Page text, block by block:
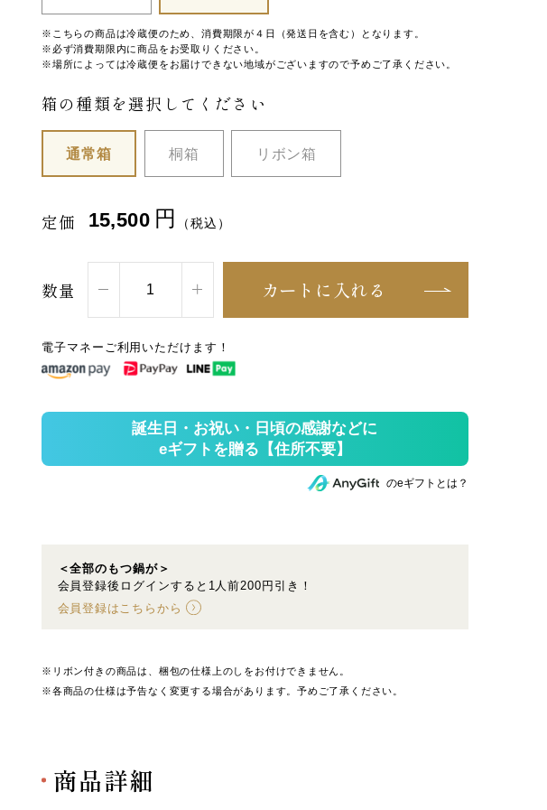
※こちらの商品は冷蔵便のため、消費期限が４日（発送日を含む）となります。
※必ず消費期限内に商品をお受取りください。
※場所によっては冷蔵便をお届けできない地域がございますので予めご了承ください。
箱の種類を選択してください
通常箱 桐箱 リボン箱
定価 15,500 円 （税込）
数量 カートに入れる
電子マネーご利用いただけます！
のeギフトとは？
＜全部のもつ鍋が＞
会員登録後ログインすると1人前200円引き！
会員登録はこちらから
※リボン付きの商品は、梱包の仕様上のしをお付けできません。
※各商品の仕様は予告なく変更する場合があります。予めご了承ください。
商品詳細